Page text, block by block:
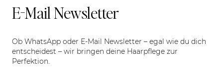
E-Mail Newsletter
Ob WhatsApp oder E-Mail Newsletter – egal wie du dich
entscheidest – wir bringen deine Haarpflege zur
Perfektion.